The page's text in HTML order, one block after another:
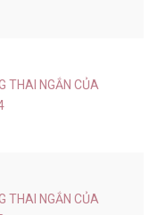
THAI NGẮN CỦA
THAI NGẮN CỦA